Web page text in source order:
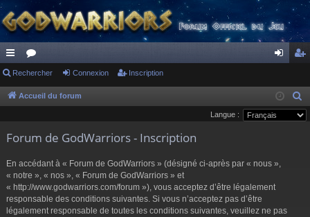
ac
co
ci
or
u
s
ne cri
pti
Rechercher Connexion Inscription
Accueil du forum
e
Langue :
Forum de GodWarriors - Inscription
En accédant à « Forum de GodWarriors » (désigné ci-après par « nous »,
« notre », « nos », « Forum de GodWarriors » et
« http://www.godwarriors.com/forum »), vous acceptez d’être légalement
responsable des conditions suivantes. Si vous n’acceptez pas d’être
légalement responsable de toutes les conditions suivantes, veuillez ne pas